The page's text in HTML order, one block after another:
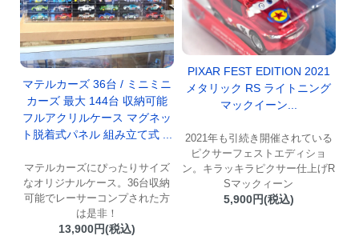
マテルカーズ 36台 / ミニミニ
カーズ 最大 144台 収納可能
フルアクリルケース マグネッ
ト脱着式パネル 組み立て式 ...
マテルカーズにぴったりサイズ
なオリジナルケース。36台収納
可能でレーサーコンプされた方
は是非！
13,900円(税込)
PIXAR FEST EDITION 2021
メタリック RS ライトニング
マックイーン...
2021年も引続き開催されている
ピクサーフェストエディショ
ン。キラッキラピクサー仕上げR
Sマックィーン
5,900円(税込)